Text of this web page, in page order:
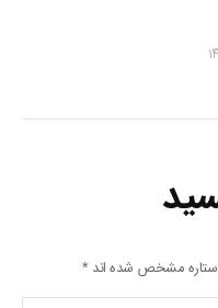
ستاره مشخص شده اند*